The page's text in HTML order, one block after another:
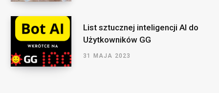
List sztucznej inteligencji AI do
Użytkowników GG
31 MAJA 2023